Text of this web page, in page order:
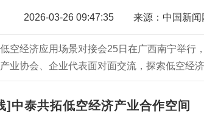
2026-03-26 09:47:35 来源：中国新闻
空经济应用场景对接会25日在广西南宁举行
业协会、企业代表面对面交流，探索低空经济
]中泰共拓低空经济产业合作空间